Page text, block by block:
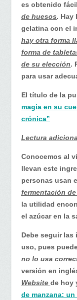
es obtenido
de huesos. Hay
gelatina con el
hay otra forma
forma de
de su elección.
para usar
El título de la
magia en su
crónica”
Lectura
Conocemos al
llevan este
personas usan
fermentación
la utilidad
el azúcar en la
Debe seguir las
uso, pues
no lo usa
versión en
Website de hoy
de manzana: